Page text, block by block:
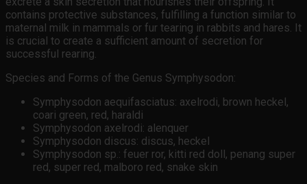
contains protective substances, fulfilling a function similar to
maternal milk in mammals or fur tearing in rabbits and hares. It
is crucial to create a sufficient amount of secretion for
successful rearing.
Species and Forms of the Genus Symphysodon:
Symphysodon aequifasciatus: axelrodi, brown heckel,
coari green, red, haraldi
Symphysodon axelrodi: alenquer
Symphysodon discus: discus, heckel
Symphysodon sp.: feuer ror, kitti red doll, penang super
red, super red, malboro red, snake skin